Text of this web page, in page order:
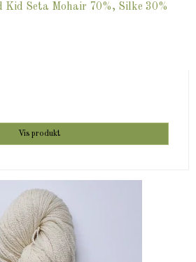
Kid Seta Mohair 70%, Silke 30%
Vis produkt